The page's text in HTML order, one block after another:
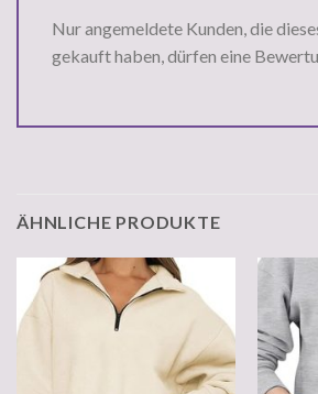
Nur angemeldete Kunden, die
gekauft haben, dürfen eine
ÄHNLICHE PRODUKTE